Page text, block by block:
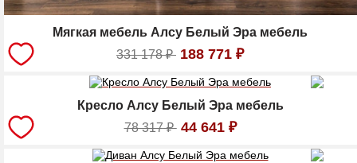
Мягкая мебель Алсу Белый Эра мебель
331 178₽ 188 771 ₽
Кресло Алсу Белый Эра мебель
78 317₽ 44 641 ₽